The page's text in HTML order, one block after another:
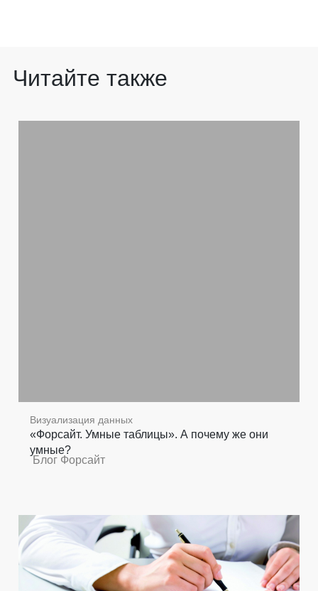
Читайте также
Визуализация данных
«Форсайт. Умные таблицы». А почему же они
умные?
Блог Форсайт